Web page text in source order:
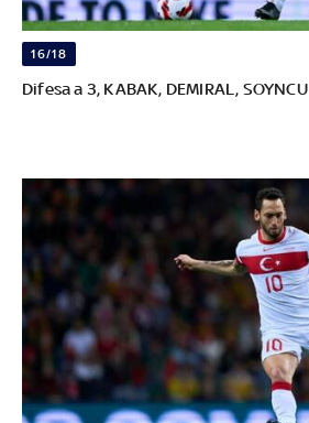
16/18
Difesa a 3, KABAK, DEMIRAL, SOYNCU